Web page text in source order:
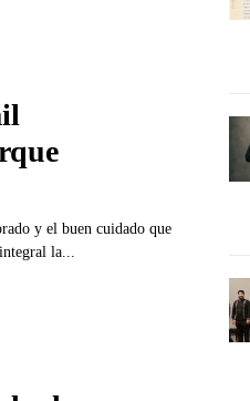
y el buen cuidado que
forma integral la...